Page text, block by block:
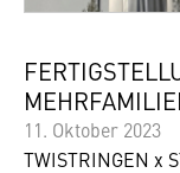
11. Oktober 2023
TWISTRINGEN x